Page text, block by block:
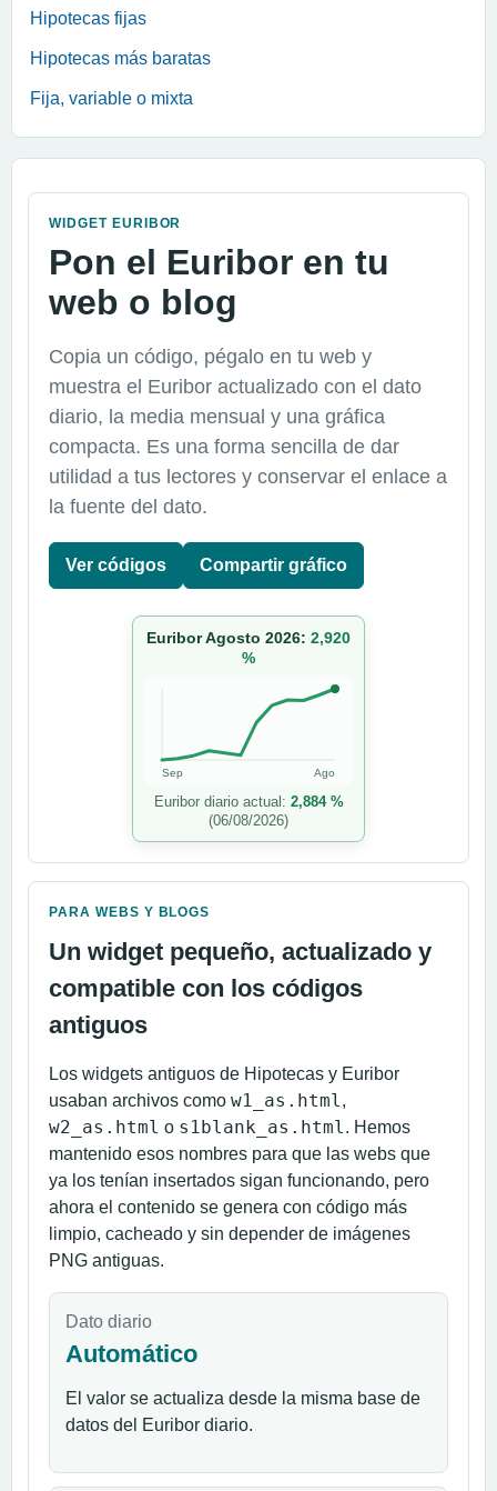
Hipotecas fijas
Hipotecas más baratas
Fija, variable o mixta
WIDGET EURIBOR
Pon el Euribor en tu
web o blog
Copia un código, pégalo en tu web y
muestra el Euribor actualizado con el dato
diario, la media mensual y una gráfica
compacta. Es una forma sencilla de dar
utilidad a tus lectores y conservar el enlace a
la fuente del dato.
Ver códigos Compartir gráfico
Euribor Agosto 2026: 2,920
%
Sep Ago
Euribor diario actual: 2,884 %
(06/08/2026)
PARA WEBS Y BLOGS
Un widget pequeño, actualizado y
compatible con los códigos
antiguos
Los widgets antiguos de Hipotecas y Euribor
usaban archivos como w1_as.html,
w2_as.html o s1blank_as.html. Hemos
mantenido esos nombres para que las webs que
ya los tenían insertados sigan funcionando, pero
ahora el contenido se genera con código más
limpio, cacheado y sin depender de imágenes
PNG antiguas.
Dato diario
Automático
El valor se actualiza desde la misma base de
datos del Euribor diario.